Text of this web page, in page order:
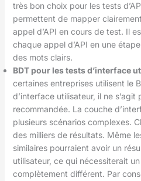
très bon choix pour les tests
permettent de mapper
appel d’API en cours de test. Il
chaque appel d’API en une
des mots clairs.
BDT pour les tests d’interface
certaines entreprises utilisent le
d’interface utilisateur, il ne s’agit
recommandée. La couche
plusieurs scénarios complexes.
des milliers de résultats. Même
similaires pourraient avoir un
utilisateur, ce qui nécessiterait
complètement différent. Par